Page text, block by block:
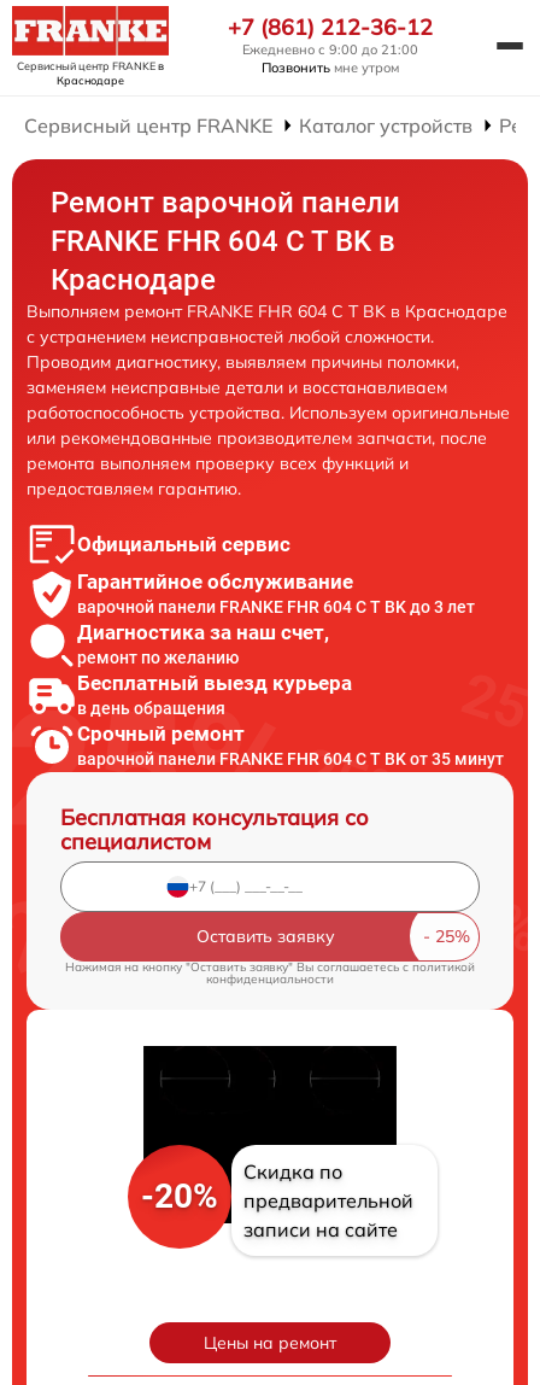
Сервисный центр FRANKEв
Краснодаре
+7 (861) 212-36-12
Ежедневно с 9:00 до 21:00
Позвонить мне утром
Сервисный центр FRANKE Каталог устройств
Ремонт варочной панели
FRANKE FHR 604 C T BK в
Краснодаре
Выполняем ремонт FRANKE FHR 604 C T BK в Краснодаре
с устранением неисправностей любой сложности.
Проводим диагностику, выявляем причины поломки,
заменяем неисправные детали и восстанавливаем
работоспособность устройства. Используем оригинальные
или рекомендованные производителем запчасти, после
ремонта выполняем проверку всех функций и
предоставляем гарантию.
Официальный сервис
Гарантийное обслуживание
варочной панели FRANKE FHR 604 C T BK до 3 лет
Диагностика за наш счет,
ремонт по желанию
Бесплатный выезд курьера
в день обращения
Срочный ремонт
варочной панели FRANKE FHR 604 C T BK от 35 минут
Бесплатная консультация со
специалистом
Оставить заявку
Нажимая на кнопку "Оставить заявку" Вы соглашаетесь cполитикой
конфиденциальности
-20%
Скидка по
предварительной
записи на сайте
Цены на ремонт